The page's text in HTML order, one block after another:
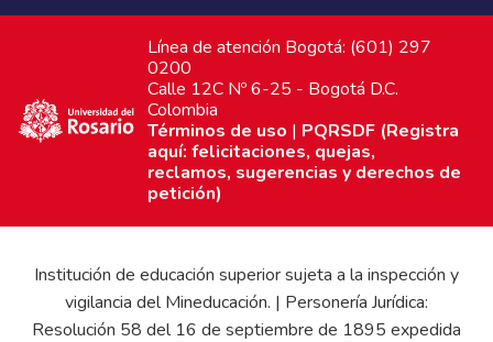
Línea de atención Bogotá: (601) 297
0200
Calle 12C Nº 6-25 - Bogotá D.C.
Colombia
Términos de uso | PQRSDF (Registra
aquí: felicitaciones, quejas,
reclamos, sugerencias y derechos de
petición)
Institución de educación superior sujeta a la inspección y
vigilancia del Mineducación. | Personería Jurídica:
Resolución 58 del 16 de septiembre de 1895 expedida